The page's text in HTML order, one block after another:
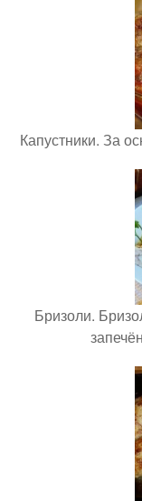
Капустники. За
Бризоли.